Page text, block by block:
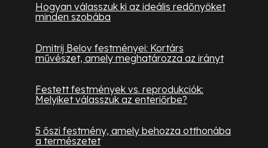
Hogyan válasszuk ki az ideális redőnyöket
minden szobába
Dmitrij Belov festményei: Kortárs
művészet, amely meghatározza az irányt
Festett festmények vs. reprodukciók:
Melyiket válasszuk az enteriőrbe?
5 őszi festmény, amely behozza otthonába
a természetet